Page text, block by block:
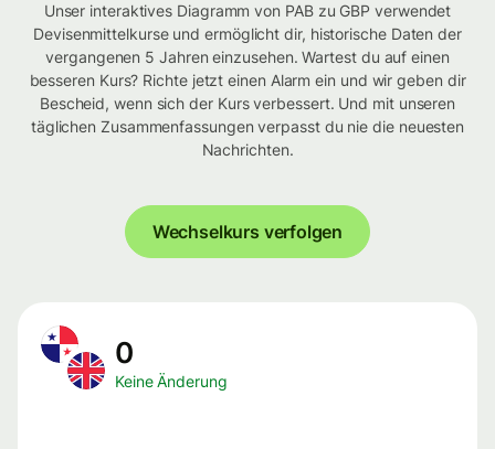
Unser interaktives Diagramm von PAB zu GBP verwendet
Devisenmittelkurse und ermöglicht dir, historische Daten der
vergangenen 5 Jahren einzusehen. Wartest du auf einen
besseren Kurs? Richte jetzt einen Alarm ein und wir geben dir
Bescheid, wenn sich der Kurs verbessert. Und mit unseren
täglichen Zusammenfassungen verpasst du nie die neuesten
Nachrichten.
Wechselkurs verfolgen
0
Keine Änderung